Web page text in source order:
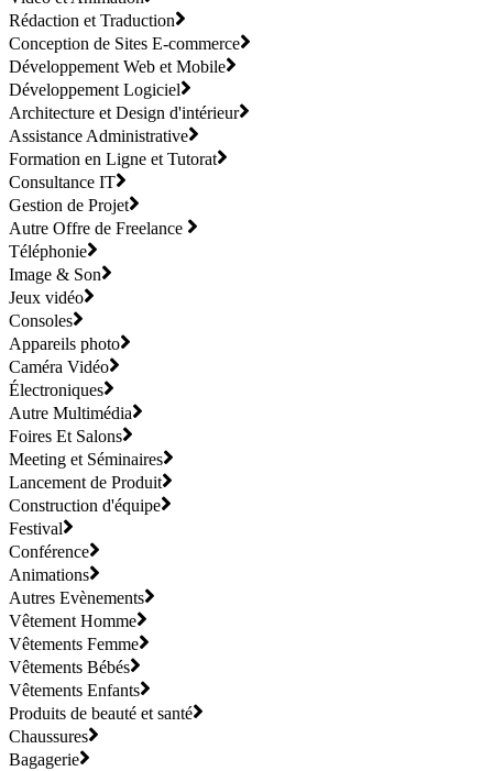
Rédaction et Traduction
Conception de Sites E-commerce
Développement Web et Mobile
Développement Logiciel
Architecture et Design d'intérieur
Assistance Administrative
Formation en Ligne et Tutorat
Consultance IT
Gestion de Projet
Autre Offre de Freelance
Téléphonie
Image & Son
Jeux vidéo
Consoles
Appareils photo
Caméra Vidéo
Électroniques
Autre Multimédia
Foires Et Salons
Meeting et Séminaires
Lancement de Produit
Construction d'équipe
Festival
Conférence
Animations
Autres Evènements
Vêtement Homme
Vêtements Femme
Vêtements Bébés
Vêtements Enfants
Produits de beauté et santé
Chaussures
Bagagerie